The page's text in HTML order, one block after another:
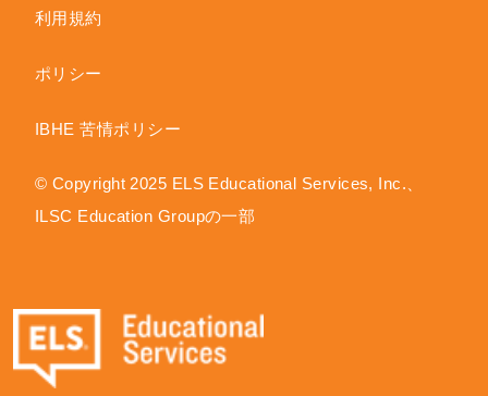
利用規約
ポリシー
IBHE 苦情ポリシー
© Copyright 2025 ELS Educational Services, Inc.、
ILSC Education Groupの一部